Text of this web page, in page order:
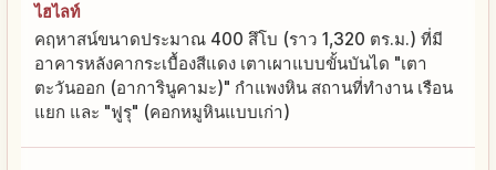
ไฮไลท์
คฤหาสน์ขนาดประมาณ 400 สึโบ (ราว 1,320 ตร.ม.) ที่มี
อาคารหลังคากระเบื้องสีแดง เตาเผาแบบขั้นบันได "เตา
ตะวันออก (อาการินูคามะ)" กำแพงหิน สถานที่ทำงาน เรือน
แยก และ "ฟูรุ" (คอกหมูหินแบบเก่า)